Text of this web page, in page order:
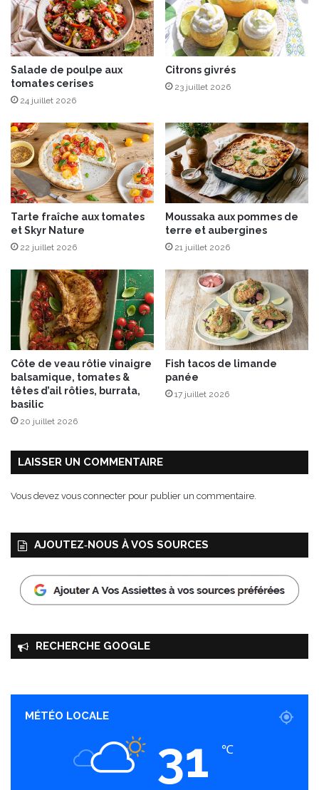
e
a
u
f
o
r
t
l
o
n
e
t
g
r
n
o
l
a
c
r
o
u
s
n
Salade de poulpe aux
tomates cerises
24 juillet 2026
Citrons givrés
23 juillet 2026
Tarte fraîche aux tomates
et Skyr Nature
22 juillet 2026
Moussaka aux pommes de
terre et aubergines
21 juillet 2026
Côte de veau rôtie vinaigre
balsamique, tomates &
têtes d’ail rôties, burrata,
basilic
20 juillet 2026
Fish tacos de limande
panée
17 juillet 2026
LAISSER UN COMMENTAIRE
Vous devez vous connecter pour publier un commentaire.
AJOUTEZ‑NOUS À VOS SOURCES
RECHERCHE GOOGLE
MÉTÉO LOCALE
31 ℃